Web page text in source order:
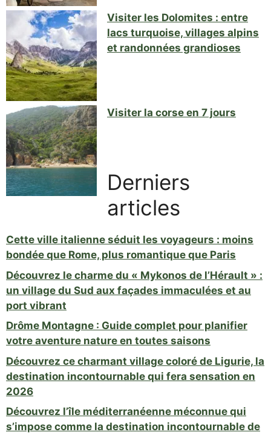
Visiter les Dolomites : entre
lacs turquoise, villages alpins
et randonnées grandioses
Visiter la corse en 7 jours
Derniers
articles
Cette ville italienne séduit les voyageurs : moins
bondée que Rome, plus romantique que Paris
Découvrez le charme du « Mykonos de l’Hérault » :
un village du Sud aux façades immaculées et au
port vibrant
Drôme Montagne : Guide complet pour planifier
votre aventure nature en toutes saisons
Découvrez ce charmant village coloré de Ligurie, la
destination incontournable qui fera sensation en
2026
Découvrez l’île méditerranéenne méconnue qui
s’impose comme la destination incontournable de